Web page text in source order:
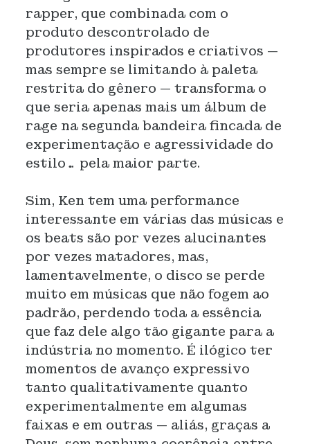
rapper, que combinada com o
produto descontrolado de
produtores inspirados e criativos —
mas sempre se limitando à paleta
restrita do gênero — transforma o
que seria apenas mais um álbum de
rage na segunda bandeira fincada de
experimentação e agressividade do
estilo… pela maior parte.
Sim, Ken tem uma performance
interessante em várias das músicas e
os beats são por vezes alucinantes
por vezes matadores, mas,
lamentavelmente, o disco se perde
muito em músicas que não fogem ao
padrão, perdendo toda a essência
que faz dele algo tão gigante para a
indústria no momento. É ilógico ter
momentos de avanço expressivo
tanto qualitativamente quanto
experimentalmente em algumas
faixas e em outras — aliás, graças a